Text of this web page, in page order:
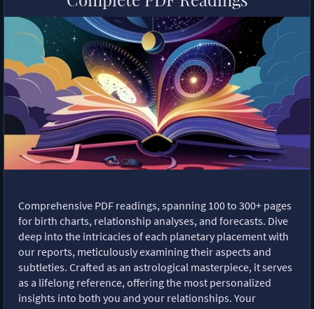
Comprehensive PDF readings, spanning 100 to 300+ pages
for birth charts, relationship analyses, and forecasts. Dive
deep into the intricacies of each planetary placement with
our reports, meticulously examining their aspects and
subtleties. Crafted as an astrological masterpiece, it serves
as a lifelong reference, offering the most personalized
insights into both you and your relationships. Your